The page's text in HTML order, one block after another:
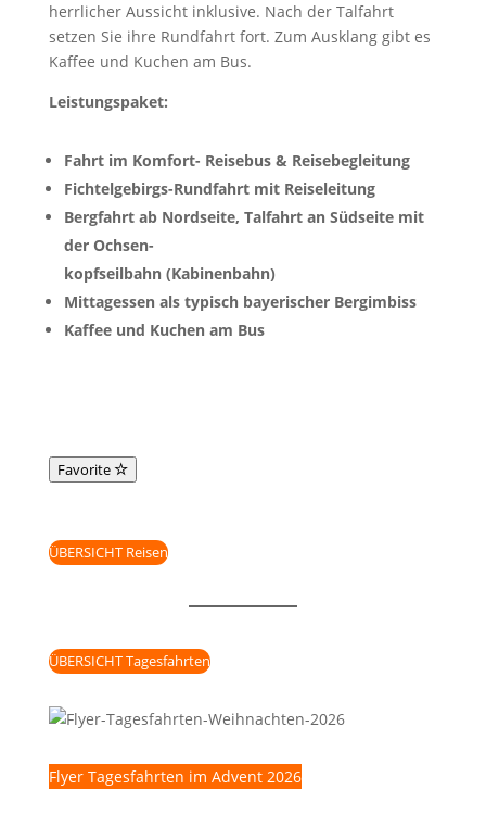
herrlicher Aussicht inklusive. Nach der Talfahrt
setzen Sie ihre Rundfahrt fort. Zum Ausklang gibt es
Kaffee und Kuchen am Bus.
Leistungspaket:
Fahrt im Komfort- Reisebus & Reisebegleitung
Fichtelgebirgs-Rundfahrt mit Reiseleitung
Bergfahrt ab Nordseite, Talfahrt an Südseite mit
der Ochsen-
kopfseilbahn (Kabinenbahn)
Mittagessen als typisch bayerischer Bergimbiss
Kaffee und Kuchen am Bus
Favorite
ÜBERSICHT Reisen
ÜBERSICHT Tagesfahrten
Flyer Tagesfahrten im Advent 2026